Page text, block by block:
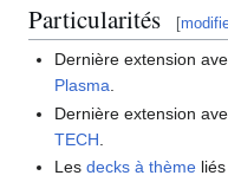
Particularités [
Dernière extension
Plasma.
Dernière extension
TECH
Lesdecks à thème